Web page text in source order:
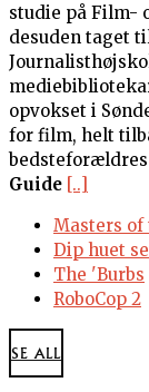
studie på Film-
desuden taget
opvokset i
for film, helt
Guide [..]
Masters of
Dip huet
The 'Burbs
RoboCop 2
SE ALL